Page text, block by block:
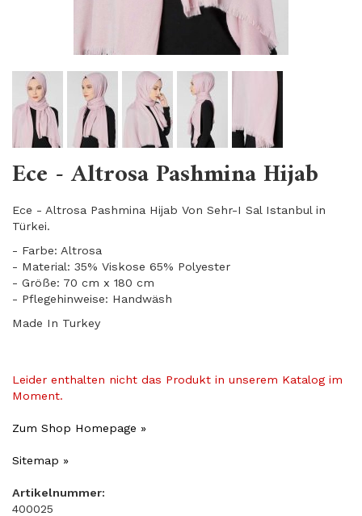
Ece - Altrosa Pashmina Hijab
Ece - Altrosa Pashmina Hijab Von Sehr-I Sal Istanbul in
Türkei.
- Farbe: Altrosa
- Material: 35% Viskose 65% Polyester
- Größe: 70 cm x 180 cm
- Pflegehinweise: Handwäsh
Made In Turkey
Leider enthalten nicht das Produkt in unserem Katalog im
Moment.
Zum Shop Homepage »
Sitemap »
Artikelnummer:
400025